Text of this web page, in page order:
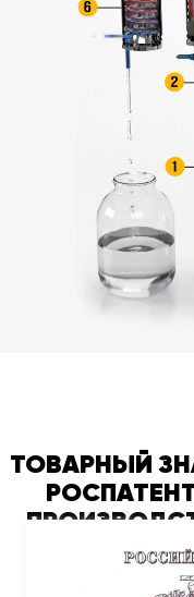
ТОВАРНЫЙ